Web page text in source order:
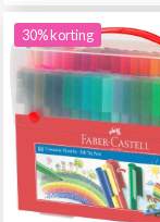
30% korting